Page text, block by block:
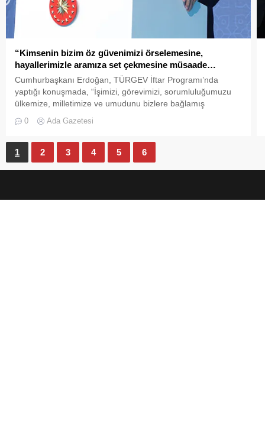
“Kimsenin bizim öz güvenimizi örselemesine,
hayallerimizle aramıza set çekmesine müsaade…
Cumhurbaşkanı Erdoğan, TÜRGEV İftar Programı’nda
yaptığı konuşmada, “İşimizi, görevimizi, sorumluluğumuzu
ülkemize, milletimize ve umudunu bizlere bağlamış
getirmeye çalışacağız. Kimsenin bizim öz güvenimizi
müsaade etmeyeceğiz” dedi. Cumhurbaşkanı Recep Tayyip
Erdoğan, İbn Haldun Üniversitesi’nde düzenlenen
0 Ada Gazetesi
1 2 3 4 5 6